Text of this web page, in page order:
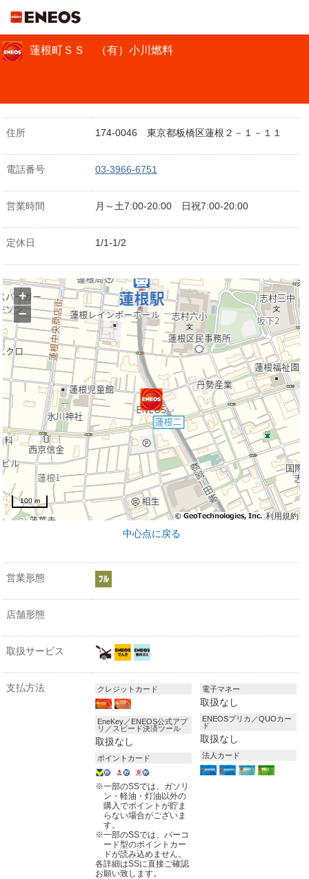
蓮根町ＳＳ （有）小川燃料
住所 174-0046 東京都板橋区蓮根２－１－１１
電話番号 03-3966-6751
営業時間 月～土7:00-20:00 日祝7:00-20:00
定休日 1/1-1/2
利用規約
+
−
100 m
中心点に戻る
営業形態
店舗形態
取扱サービス
支払方法 クレジットカード
EneKey／ENEOS公式アプ
リ／スピード決済ツール
取扱なし
ポイントカード
※一部のSSでは、ガソリ
ン・軽油・灯油以外の
購入でポイントが貯ま
らない場合がございま
す。
※一部のSSでは、バーコ
ード型のポイントカー
ドが読み込めません。
各詳細はSSに直接ご確認
お願い致します。
電子マネー
取扱なし
ENEOSプリカ／QUOカー
ド
取扱なし
法人カード